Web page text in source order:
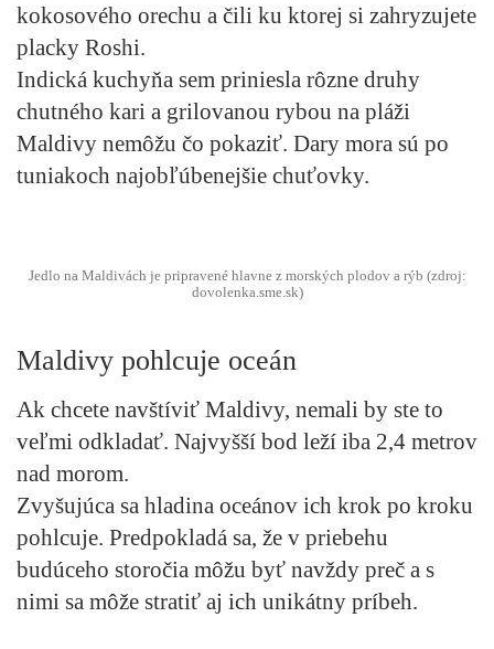
kokosového orechu a čili ku ktorej si zahryzujete
placky Roshi.
Indická kuchyňa sem priniesla rôzne druhy
chutného kari a grilovanou rybou na pláži
Maldivy nemôžu čo pokaziť. Dary mora sú po
tuniakoch najobľúbenejšie chuťovky.
Jedlo na Maldivách je pripravené hlavne z morských plodov a rýb (zdroj:
dovolenka.sme.sk)
Maldivy pohlcuje oceán
Ak chcete navštíviť Maldivy, nemali by ste to
veľmi odkladať. Najvyšší bod leží iba 2,4 metrov
nad morom.
Zvyšujúca sa hladina oceánov ich krok po kroku
pohlcuje. Predpokladá sa, že v priebehu
budúceho storočia môžu byť navždy preč a s
nimi sa môže stratiť aj ich unikátny príbeh.